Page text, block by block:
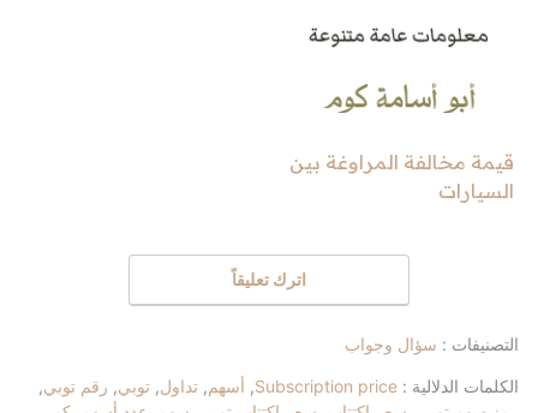
قيمة مخالفة المراوغة بين
السيارات
اترك تعليقاً
التصنيفات : سؤال وجواب
الكلمات الدلالية : Subscription price
, أسهم, تداول, توبي, رقم توبي,